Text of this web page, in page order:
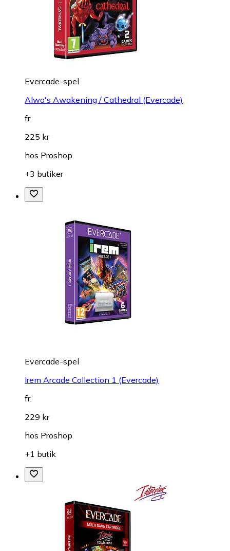
Evercade-spel
Alwa's Awakening / Cathedral (Evercade)
fr.
225 kr
hos Proshop
+3 butiker
Evercade-spel
Irem Arcade Collection 1 (Evercade)
fr.
229 kr
hos Proshop
+1 butik